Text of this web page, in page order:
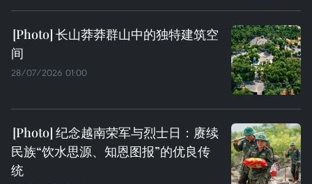
长山莽莽群山中的独特建筑空
间
28/07/2026 01:00
纪念越南荣军与烈士日：赓续
民族“饮水思源、知恩图报”的优良传
统